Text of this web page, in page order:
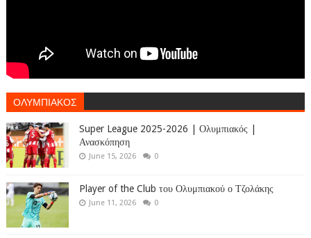
ΟΛΥΜΠΙΑΚΟΣ
Super League 2025-2026 | Ολυμπιακός |
Ανασκόπηση
June 15, 2026 0
Player of the Club του Ολυμπιακού ο Τζολάκης
June 11, 2026 0